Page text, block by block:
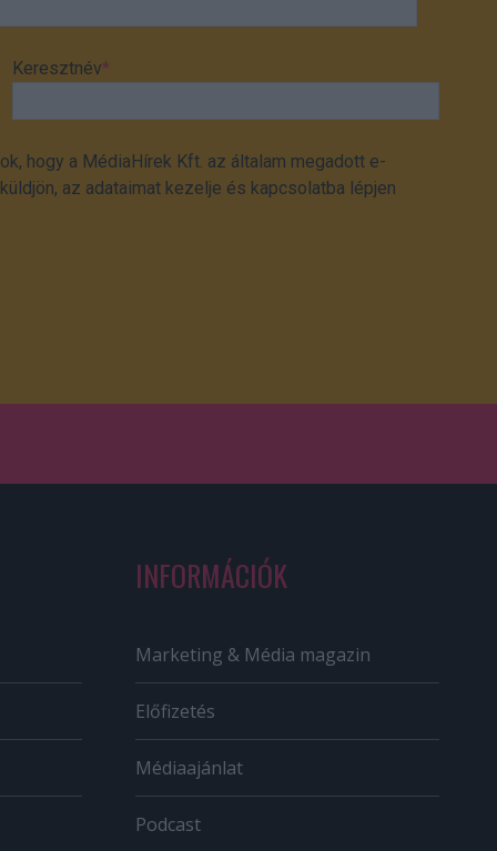
Keresztnév*
hogy a MédiaHírek Kft. az általam megadott e-
az adataimat kezelje és kapcsolatba lépjen
INFORMÁCIÓK
Marketing & Média magazin
Előfizetés
Médiaajánlat
Podcast